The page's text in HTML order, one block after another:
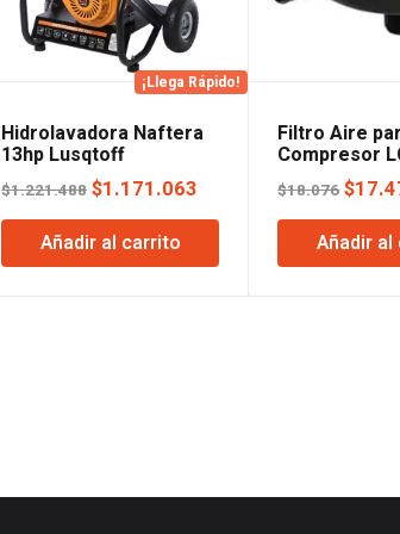
¡Llega Rápido!
Hidrolavadora Naftera
13hp Lusqtoff
$1.221.488El
precio
original
era:
$1.171.063
precio
es:
Añadir al carrito
Filtro Aire
Compresor
Lusqtoff
$18.076El
era:
$
Añadir